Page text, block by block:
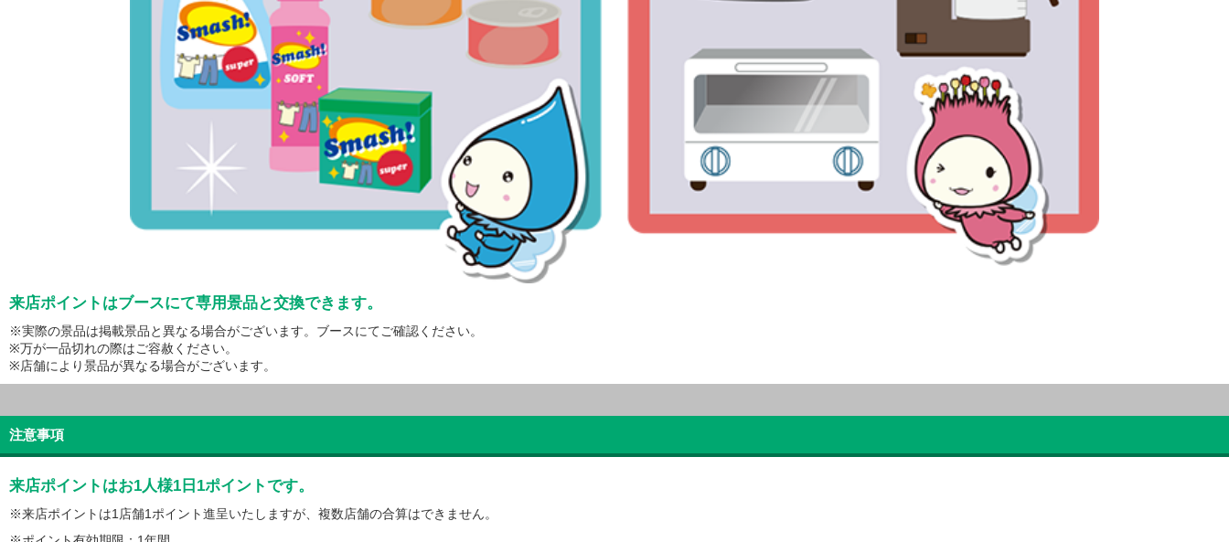
来店ポイントはブースにて専用景品と交換できます。
※実際の景品は掲載景品と異なる場合がございます。ブースにてご確認ください。
※万が一品切れの際はご容赦ください。
※店舗により景品が異なる場合がございます。
注意事項
来店ポイントはお1人様1日1ポイントです。
※来店ポイントは1店舗1ポイント進呈いたしますが、複数店舗の合算はできません。